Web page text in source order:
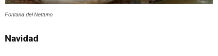
Fontana del Nettuno
Navidad